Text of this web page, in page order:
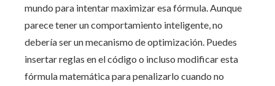
mundo para intentar maximizar esa fórmula. Aunque
parece tener un comportamiento inteligente, no
debería ser un mecanismo de optimización. Puedes
insertar reglas en el código o incluso modificar esta
fórmula matemática para penalizarlo cuando no